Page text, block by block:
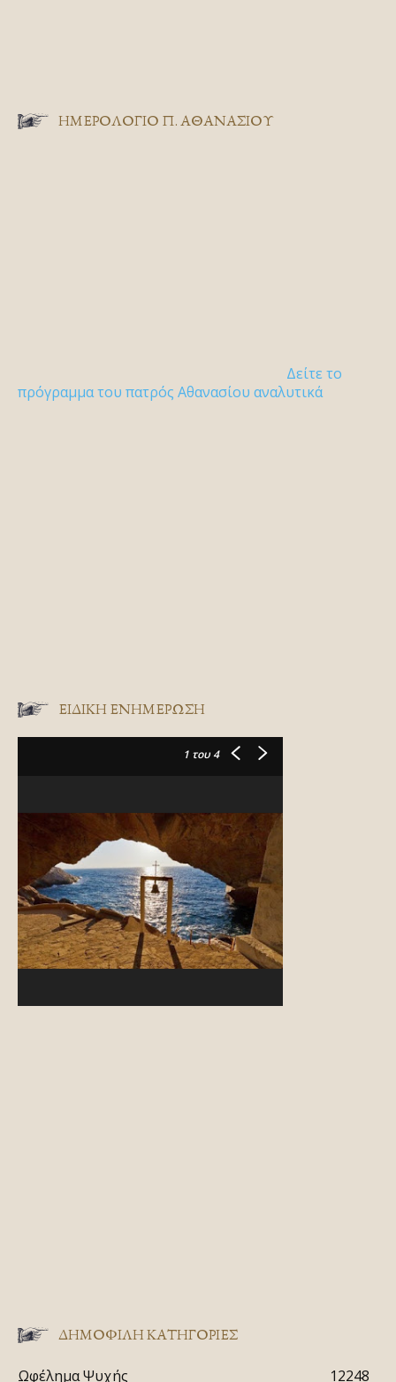
ΗΜΕΡΟΛΟΓΙΟ Π. ΑΘΑΝΑΣΙΟΥ
Δείτε το
πρόγραμμα του πατρός Αθανασίου αναλυτικά
ΕΙΔΙΚΉ ΕΝΗΜΈΡΩΣΗ
1 του 4
ΔΗΜΟΦΙΛΗ ΚΑΤΗΓΟΡΙΕΣ
Ωφέλημα Ψυχής
12248